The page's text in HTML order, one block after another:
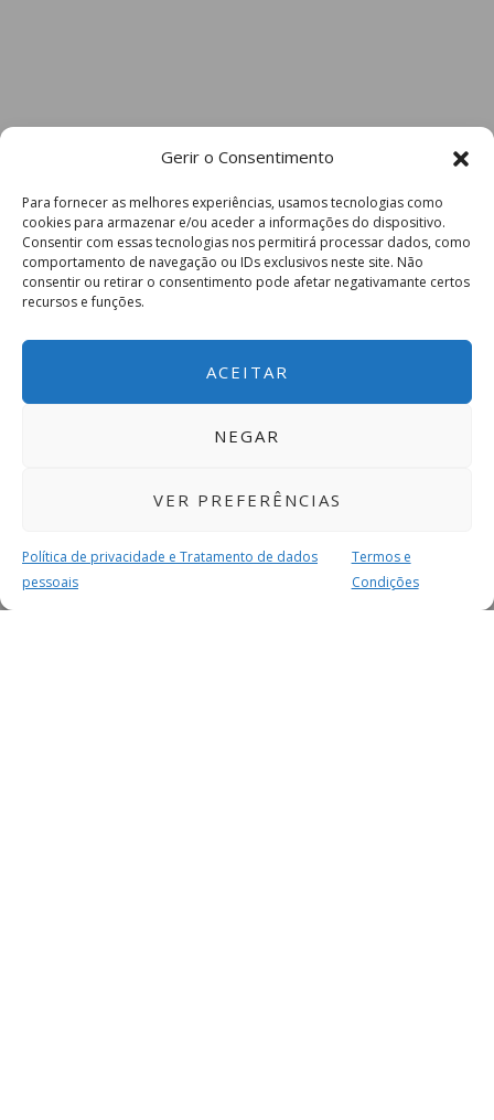
Gerir o Consentimento
Para fornecer as melhores experiências, usamos tecnologias como
cookies para armazenar e/ou aceder a informações do dispositivo.
Consentir com essas tecnologias nos permitirá processar dados, como
comportamento de navegação ou IDs exclusivos neste site. Não
consentir ou retirar o consentimento pode afetar negativamante certos
recursos e funções.
ACEITAR
NEGAR
VER PREFERÊNCIAS
Política de privacidade e Tratamento de dados
pessoais
Termos e
Condições